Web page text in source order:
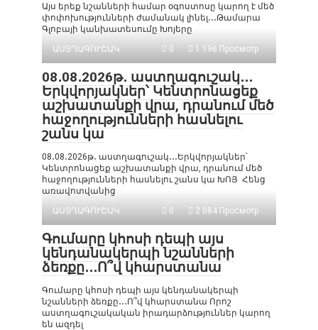
Այս երեք նշանների համար օգոստոսը կարող է մեծ
փոփոխությունների ժամանակ լինել․․․Թամարա
Գլոբայի կանխատեսումը Խոյերը
ԱՍՏՂԱԳՈՒՇԱԿ
0 1 196 Просмотр
08․08․2026թ․ աստղագուշակ․․․
Երկվորյակներ՝ Կենտրոնացեք
աշխատանքի վրա, դրանում մեծ
հաջողությունների հասնելու
շանս կա
08․08․2026թ․ աստղագուշակ․․․Երկվորյակներ՝
Կենտրոնացեք աշխատանքի վրա, դրանում մեծ
հաջողությունների հասնելու շանս կա ԽՈՅ Հենց
առավոտվանից
ԱՍՏՂԱԳՈՒՇԱԿ
0 2 084 Просмотр
Գումարը կհոսի դեպի այս
կենդանակերպի նշանների
ձեռքը․․․Ո՞վ կհարստանա
Գումարը կհոսի դեպի այս կենդանակերպի
նշանների ձեռքը․․․Ո՞վ կհարստանա Որոշ
աստղագուշակական իրադարձություններ կարող
են ազդել